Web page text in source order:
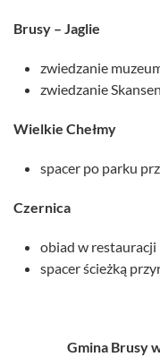
Brusy – Jaglie
zwiedzanie
zwiedzanie
Wielkie Chełmy
spacer po parku
Czernica
obiad w restauracji
spacer ścieżką
Gmina Brusy